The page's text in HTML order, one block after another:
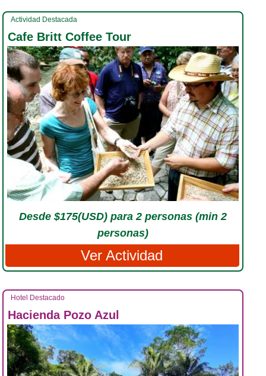
Actividad Destacada
Cafe Britt Coffee Tour
Desde $175(USD) para 2 personas (min 2
personas)
Ver Actividad
Hotel Destacado
Hacienda Pozo Azul